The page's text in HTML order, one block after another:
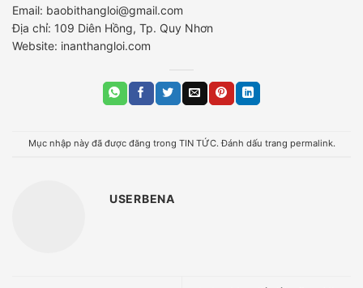
Email: baobithangloi@gmail.com
Địa chỉ: 109 Diên Hồng, Tp. Quy Nhơn
Website: inanthangloi.com
Mục nhập này đã được đăng trong TIN TỨC. Đánh dấu trang permalink.
USERBENA